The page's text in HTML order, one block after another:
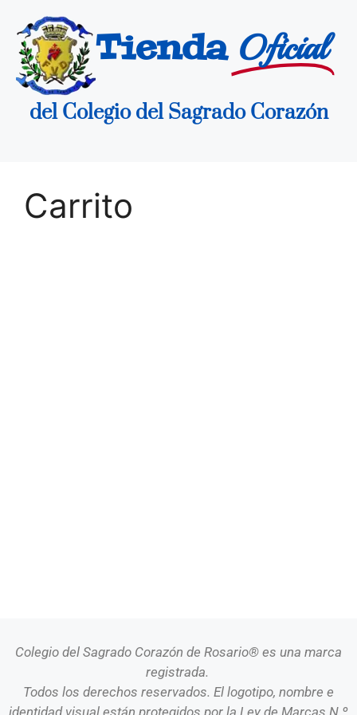
Tienda Oficial
del Colegio del Sagrado Corazón
Carrito
Colegio del Sagrado Corazón de Rosario® es una marca
registrada.
Todos los derechos reservados. El logotipo, nombre e
identidad visual están protegidos por la Ley de Marcas N.º